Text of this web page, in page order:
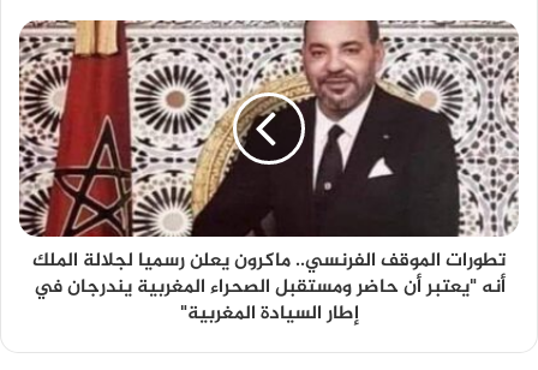
تطورات الموقف الفرنسي.. ماكرون يعلن رسميا لجلالة الملك
أنه "يعتبر أن حاضر ومستقبل الصحراء المغربية يندرجان في
إطار السيادة المغربية"